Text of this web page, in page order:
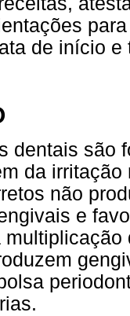
de início e
dentais são
da
não
e